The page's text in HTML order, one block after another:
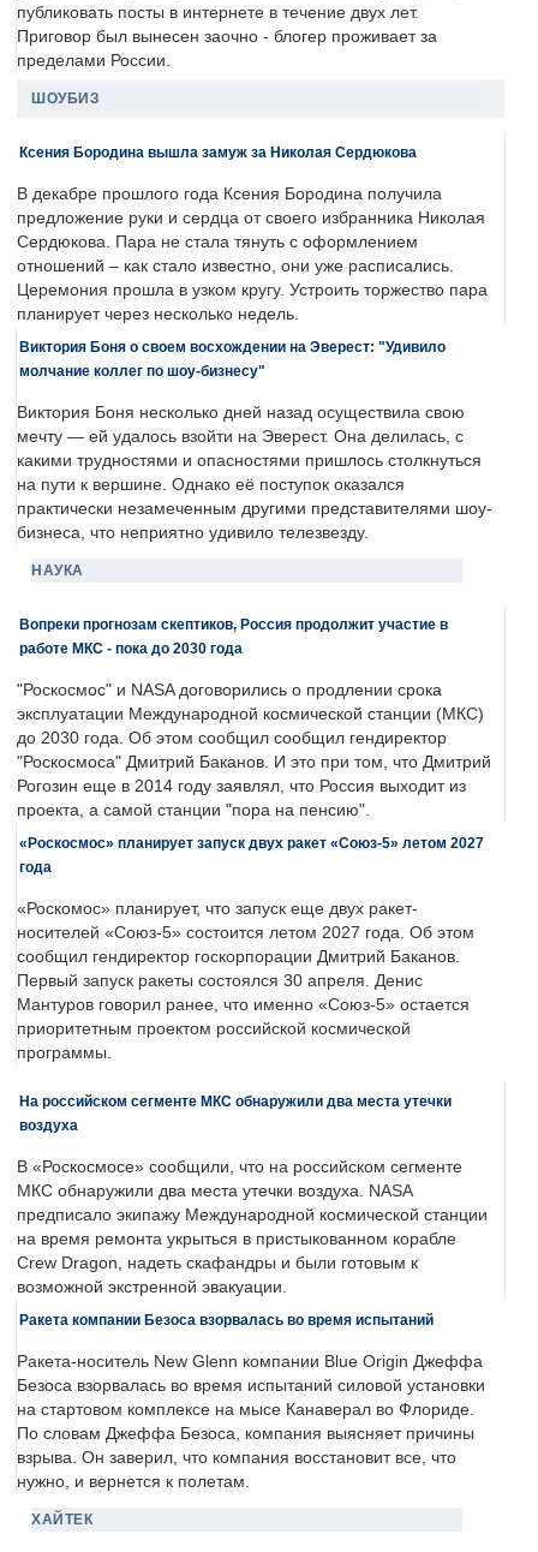
публиковать посты в интернете в течение двух лет.
Приговор был вынесен заочно - блогер проживает за
пределами России.
ШОУБИЗ
Ксения Бородина вышла замуж за Николая Сердюкова
В декабре прошлого года Ксения Бородина получила
предложение руки и сердца от своего избранника Николая
Сердюкова. Пара не стала тянуть с оформлением
отношений – как стало известно, они уже расписались.
Церемония прошла в узком кругу. Устроить торжество пара
планирует через несколько недель.
Виктория Боня о своем восхождении на Эверест: "Удивило
молчание коллег по шоу-бизнесу"
Виктория Боня несколько дней назад осуществила свою
мечту — ей удалось взойти на Эверест. Она делилась, с
какими трудностями и опасностями пришлось столкнуться
на пути к вершине. Однако её поступок оказался
практически незамеченным другими представителями шоу-
бизнеса, что неприятно удивило телезвезду.
НАУКА
Вопреки прогнозам скептиков, Россия продолжит участие в
работе МКС - пока до 2030 года
"Роскосмос" и NASA договорились о продлении срока
эксплуатации Международной космической станции (МКС)
до 2030 года. Об этом сообщил сообщил гендиректор
"Роскосмоса" Дмитрий Баканов. И это при том, что Дмитрий
Рогозин еще в 2014 году заявлял, что Россия выходит из
проекта, а самой станции "пора на пенсию".
«Роскосмос» планирует запуск двух ракет «Союз-5» летом 2027
года
«Роскомос» планирует, что запуск еще двух ракет-
носителей «Союз-5» состоится летом 2027 года. Об этом
сообщил гендиректор госкорпорации Дмитрий Баканов.
Первый запуск ракеты состоялся 30 апреля. Денис
Мантуров говорил ранее, что именно «Союз-5» остается
приоритетным проектом российской космической
программы.
На российском сегменте МКС обнаружили два места утечки
воздуха
В «Роскосмосе» сообщили, что на российском сегменте
МКС обнаружили два места утечки воздуха. NASA
предписало экипажу Международной космической станции
на время ремонта укрыться в пристыкованном корабле
Crew Dragon, надеть скафандры и были готовым к
возможной экстренной эвакуации.
Ракета компании Безоса взорвалась во время испытаний
Ракета-носитель New Glenn компании Blue Origin Джеффа
Безоса взорвалась во время испытаний силовой установки
на стартовом комплексе на мысе Канаверал во Флориде.
По словам Джеффа Безоса, компания выясняет причины
взрыва. Он заверил, что компания восстановит все, что
нужно, и вернется к полетам.
ХАЙТЕК